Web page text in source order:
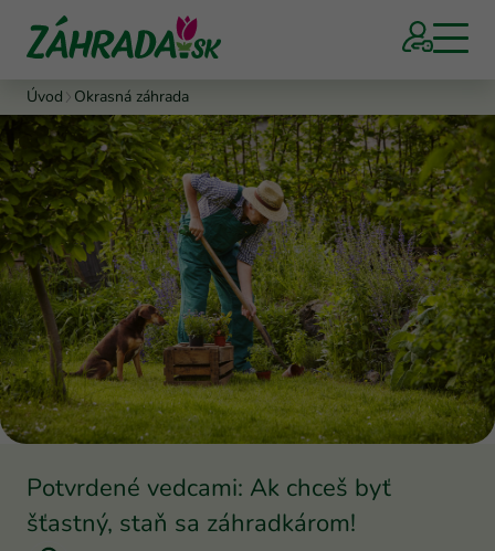
Úvod Okrasná záhrada
Potvrdené vedcami: Ak chceš byť
šťastný, staň sa záhradkárom!